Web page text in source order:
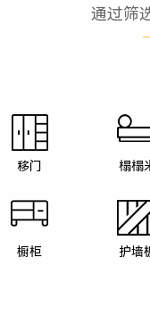
通过筛
移门 榻榻
橱柜 护墙